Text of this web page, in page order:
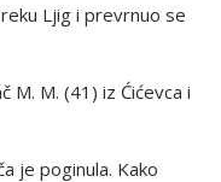
Ljig i prevrnuo se
M. M. (41) iz Ćićevca i
je poginula. Kako